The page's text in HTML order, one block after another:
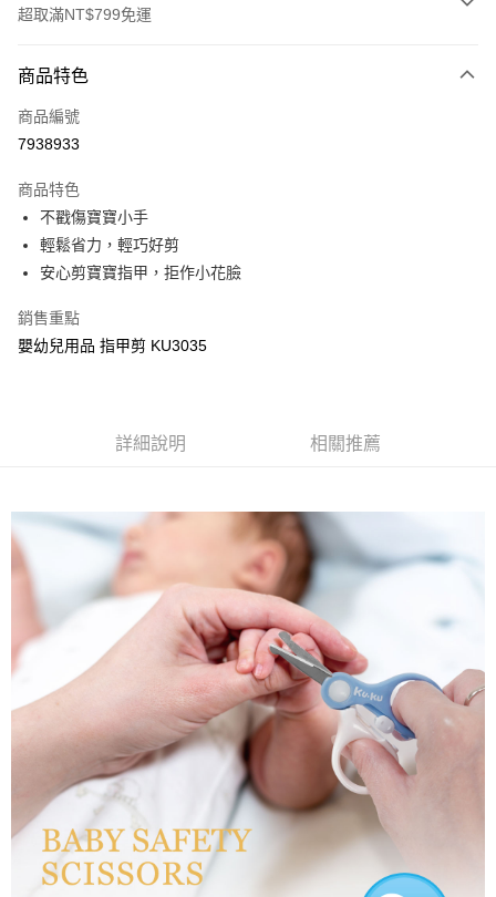
超取滿NT$799免運
信用卡一次付款
超商取貨付款
Apple Pay
街口支付
Google Pay
便利好安心！
１．簡單：不需註冊會員、不需綁卡、不需儲值。
２．便利：只要手機號碼，簡訊認證，即可結帳。
３．安心：先確認商品／服務後，再付款。
【「AFTEE先享後付」結帳流程】
１．於結帳方式選擇「AFTEE先享後付」後，將跳轉至「AFTEE先享後付」
結帳頁面，進行簡訊認證並確認金額後，即可完成結帳。
２．訂單成立數日內，您將收到繳費通知簡訊。
３．收到繳費通知簡訊後14天內，點擊此簡訊中的連結，可透過四大超商／
ATM／網路銀行／等多元方式進行付款，方視為交易完成。
※ 請注意：結帳手續完成當下不需立刻繳費，但若您需要取消訂單，請聯絡
購買商品的店家。未經商家同意取消之訂單仍視為有效，需透過AFTEE先享
後付繳納相關費用。
※ 交易是否成功請以「AFTEE先享後付 」之結帳頁面顯示為準，若有關於
是否繳費成功／繳費後需取消欲退款等相關疑問，請聯繫「AFTEE先享後付
客戶支援中心」https://netprotections.freshdesk.com/support/home
【注意事項】
１．透過由恩沛科技股份有限公司提供之「AFTEE先享後付」服務完成之交
運送方式
全家取貨付款
每筆NT$150，滿NT$799(含以上)免運費
7-11取貨付款
每筆NT$150，滿NT$799(含以上)免運費
每筆NT$150，滿NT$1,299(含以上)免運費
商品特色
商品編號
7938933
商品特色
不戳傷寶寶小手
輕鬆省力，輕巧好剪
安心剪寶寶指甲，拒作小花臉
銷售重點
嬰幼兒用品 指甲剪 KU3035
詳細說明 相關推薦